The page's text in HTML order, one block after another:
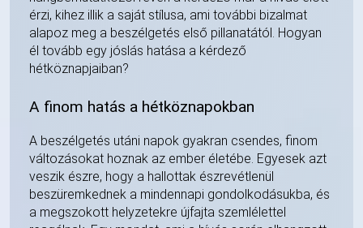
érzi, kihez illik a saját stílusa, ami további bizalmat
alapoz meg a beszélgetés első pillanatától. Hogyan
él tovább egy jóslás hatása a kérdező
hétköznapjaiban?
A finom hatás a hétköznapokban
A beszélgetés utáni napok gyakran csendes, finom
változásokat hoznak az ember életébe. Egyesek azt
veszik észre, hogy a hallottak észrevétlenül
beszüremkednek a mindennapi gondolkodásukba, és
a megszokott helyzetekre újfajta szemlélettel